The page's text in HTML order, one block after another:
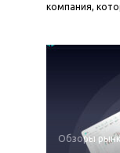
компания,
Обзоры